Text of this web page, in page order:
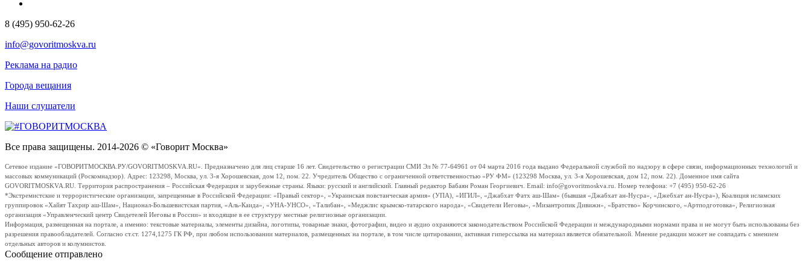
8 (495) 950-62-26
info@govoritmoskva.ru
Реклама на радио
Города вещания
Наши слушатели
Все права защищены. 2014-2026 © «Говорит Москва»
Сетевое издание «ГОВОРИТМОСКВА.РУ/GOVORITMOSKVA.RU». Предназначено для лиц старше 16 лет. Свидетельство о регистрации СМИ Эл № 77-64961 от 04 марта 2016 года выдано Федеральной службой по надзору в сфере связи, информационных технологий и
массовых коммуникаций (Роскомнадзор). Адрес: 123298, Москва, ул. 3-я Хорошевская, дом 12, пом. 22. Учредитель Общество с ограниченной ответственностью «РУ ФМ» (123298 Москва, ул. 3-я Хорошевская, дом 12, пом. 22). Доменное имя сайта
GOVORITMOSKVA.RU. Территория распространения – Российская Федерация и зарубежные страны. Языки: русский и английский. Главный редактор Бабаян Роман Георгиевич. Email: info@govoritmoskva.ru. Номер телефона: +7 (495) 950-62-26
*Экстремистские и террористические организации, запрещенные в Российской Федерации: «Правый сектор», «Украинская повстанческая армия» (УПА), «ИГИЛ», «Джабхат Фатх аш-Шам» (бывшая «Джабхат ан-Нусра», «Джебхат ан-Нусра»), Коалиция исламских
группировок «Хайят Тахрир аш-Шам», Национал-Большевистская партия, «Аль-Каида», «УНА-УНСО», «Талибан», «Меджлис крымско-татарского народа», «Свидетели Иеговы», «Мизантропик Дивижн», «Братство» Корчинского, «Артподготовка», Религиозная
организация «Управленческий центр Свидетелей Иеговы в России» и входящие в ее структуру местные религиозные организации.
Информация, размещенная на портале, а именно: текстовые материалы, элементы дизайна, логотипы, товарные знаки, фотографии, видео и аудио охраняются законодательством Российской Федерации и международными нормами права и не могут быть использованы без
разрешения правообладателей. Согласно ст.ст. 1274,1275 ГК РФ, при любом использовании материалов, размещенных на портале, в том числе цитировании, активная гиперссылка на материал является обязательной. Мнение редакции может не совпадать с мнением
отдельных авторов и колумнистов.
Сообщение отправлено